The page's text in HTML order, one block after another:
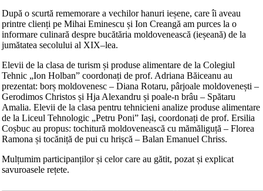
După o scurtă rememorare a vechilor hanuri ieșene, care îi aveau
printre clienți pe Mihai Eminescu și Ion Creangă am purces la o
informare culinară despre bucătăria moldovenească (ieșeană) de la
jumătatea secolului al XIX–lea.
Elevii de la clasa de turism și produse alimentare de la Colegiul
Tehnic „Ion Holban” coordonați de prof. Adriana Băiceanu au
prezentat: borș moldovenesc – Diana Rotaru, pârjoale moldovenești –
Gerodimos Christos și Hja Alexandru și poale-n brâu – Spătaru
Amalia. Elevii de la clasa pentru tehnicieni analize produse alimentare
de la Liceul Tehnologic „Petru Poni” Iași, coordonați de prof. Ersilia
Coșbuc au propus: tochitură moldovenească cu mămăliguță – Florea
Ramona și tocăniță de pui cu hrișcă – Balan Emanuel Chriss.
Mulțumim participanților și celor care au gătit, pozat și explicat
savuroasele rețete.